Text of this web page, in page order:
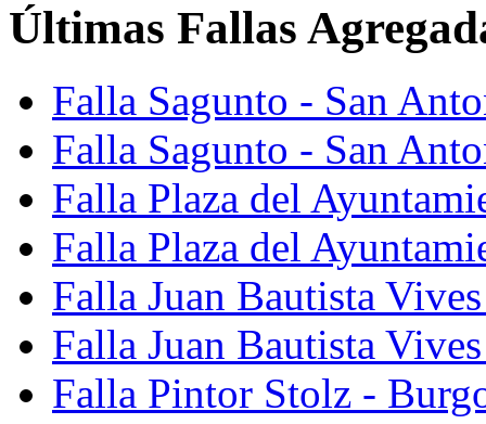
Últimas Fallas
Falla Sagunto - San
Falla Sagunto - San
Falla Plaza del
Falla Plaza del
Falla Juan Bautista
Falla Juan Bautista
Falla Pintor Stolz -